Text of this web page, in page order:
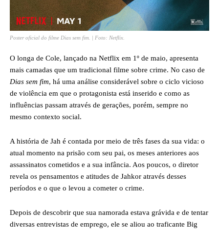
Poster oficial do filme Dias sem fim . | Foto: Netflix.
O longa de Cole, lançado na Netflix em 1º de maio, apresenta
mais camadas que um tradicional filme sobre crime. No caso de
Dias sem fim, há uma análise considerável sobre o ciclo vicioso
de violência em que o protagonista está inserido e como as
influências passam através de gerações, porém, sempre no
mesmo contexto social.
A história de Jah é contada por meio de três fases da sua vida: o
atual momento na prisão com seu pai, os meses anteriores aos
assassinatos cometidos e a sua infância. Aos poucos, o diretor
revela os pensamentos e atitudes de Jahkor através desses
períodos e o que o levou a cometer o crime.
Depois de descobrir que sua namorada estava grávida e de tentar
diversas entrevistas de emprego, ele se aliou ao traficante Big